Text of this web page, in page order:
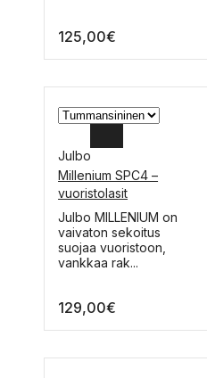
tehdä
125,00€
Julbo
Millenium SPC4 –
vuoristolasit
Tällä
tuotteella
on
useampi
tehdä
Julbo MILLENIUM on
vaivaton sekoitus
suojaa vuoristoon,
vankkaa rak...
129,00€